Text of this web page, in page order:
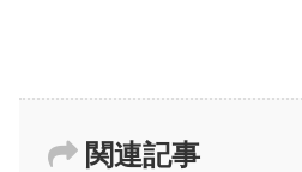
関連記事